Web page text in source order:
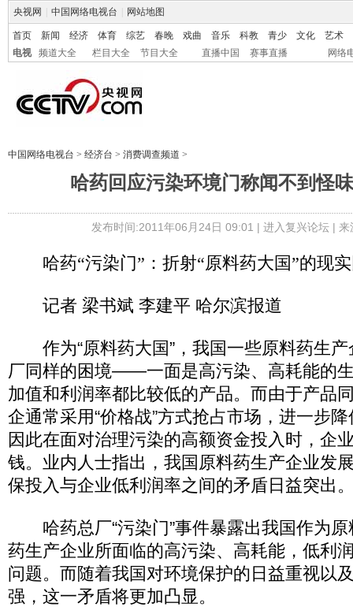
央视网 中国网络电视台 网站地图
首页 新闻 经济 体育 综艺 春晚 戏曲 音乐 科教 青少 文化
艺术
电视
频道大全 栏目大全 节目大全 直播中国 赛事直播 网络
中国网络电视台 > 经济台 > 消费调查频道 >
哈药回应污染环境门称闻不到怪
发布时间:2011年06月24日 09:01 | 进入复兴论坛| 来
哈药“污染门”：折射“原料药大国”的现
记者 梁书斌 李建平 哈尔滨报道
作为“原料药大国”，我国一些原料药生产
厂同样的困境——一面是高污染、高耗能的
加值和利润率都比较低的产品。而由于产品
企通常采用“价格战”方式抢占市场，进一步
因此在面对治理污染的高额资金投入时，企
钱。业内人士指出，我国原料药生产企业发
保投入与企业低利润率之间的矛盾日益突出
哈药总厂“污染门”事件暴露出我国作为原
药生产企业所面临的高污染、高耗能，低利
问题。而随着我国对环境保护的日益重视以
强，这一矛盾将更加凸显。